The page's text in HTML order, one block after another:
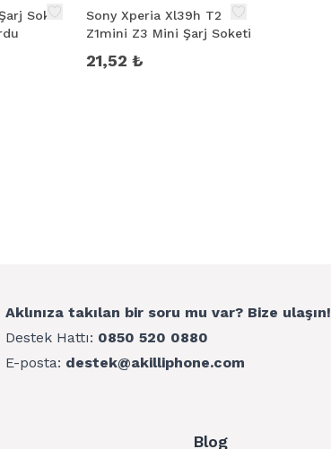
Soket
Sony Xperia Xl39h T2
Z1mini Z3 Mini Şarj Soketi
21,52 ₺
Aklınıza takılan bir soru mu var? Bize ulaşın!
Destek Hattı: 0850 520 0880
E-posta: destek@akilliphone.com
Blog